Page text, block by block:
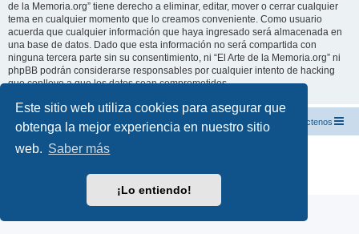
Este sitio web utiliza cookies para asegurar que
obtenga la mejor experiencia en nuestro sitio
web. Saber más
¡Lo entiendo!
de la Memoria.org” tiene derecho a eliminar, editar, mover o cerrar cualquier
tema en cualquier momento que lo creamos conveniente. Como usuario
acuerda que cualquier información que haya ingresado será almacenada en
una base de datos. Dado que esta información no será compartida con
ninguna tercera parte sin su consentimiento, ni “El Arte de la Memoria.org” ni
phpBB podrán considerarse responsables por cualquier intento de hacking
que conlleve a que los datos sean comprometidos.
El Arte de la Memoria.org Índice Contáctenos
Desarrollado por
Condiciones